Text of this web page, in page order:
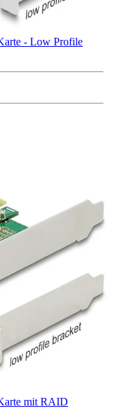
- Low Profile
mit RAID